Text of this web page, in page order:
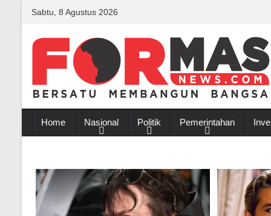
Sabtu, 8 Agustus 2026
Home Nasional Politik Pemerintahan